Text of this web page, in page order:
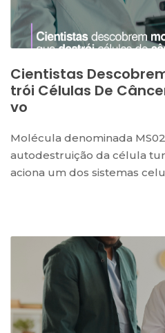
Cientistas
Trói Células De
Vo
Molécula denominada
autodestruição da célula
aciona um dos sistemas